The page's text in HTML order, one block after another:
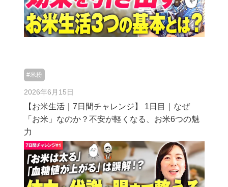
#米粉
2026年6月15日
【お米生活｜7日間チャレンジ】 1日目｜なぜ
「お米」なのか？不安が軽くなる、お米6つの魅
力